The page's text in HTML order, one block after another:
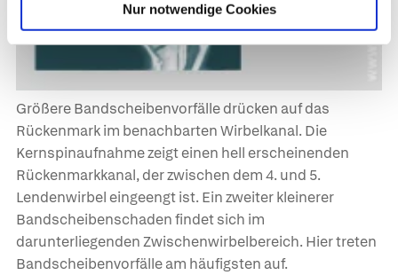
Nur notwendige Cookies
Größere Bandscheibenvorfälle drücken auf das
Rückenmark im benachbarten Wirbelkanal. Die
Kernspinaufnahme zeigt einen hell erscheinenden
Rückenmarkkanal, der zwischen dem 4. und 5.
Lendenwirbel eingeengt ist. Ein zweiter kleinerer
Bandscheibenschaden findet sich im
darunterliegenden Zwischenwirbelbereich. Hier treten
Bandscheibenvorfälle am häufigsten auf.